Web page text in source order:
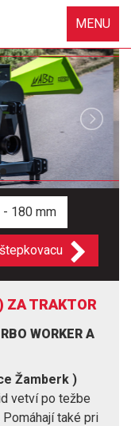
MENU
- 180 mm
ZA TRAKTOR
WORKER A
Žamberk )
vetví po težbe
také pri